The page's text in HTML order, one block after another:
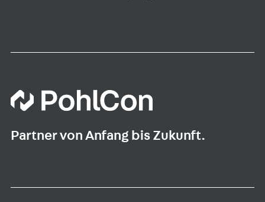
Partner von Anfang bis Zukunft.